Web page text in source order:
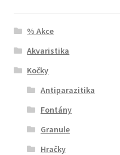
% Akce
Akvaristika
Kočky
Antiparazitika
Fontány
Granule
Hračky